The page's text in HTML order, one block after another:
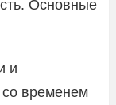
Основные
и
временем